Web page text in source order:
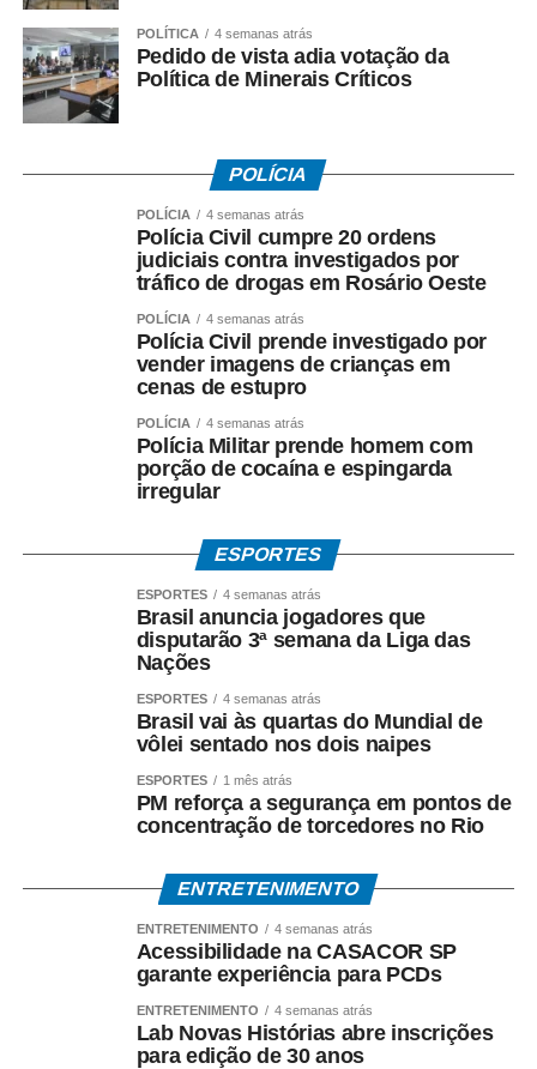
COMENTE ABAIXO:
POLÍTICA 4 semanas atrás
Pedido de vista adia votação da
Política de Minerais Críticos
POLÍCIA
POLÍCIA 4 semanas atrás
Polícia Civil cumpre 20 ordens
judiciais contra investigados por
tráfico de drogas em Rosário Oeste
POLÍCIA 4 semanas atrás
Polícia Civil prende investigado por
vender imagens de crianças em
cenas de estupro
POLÍCIA 4 semanas atrás
Polícia Militar prende homem com
porção de cocaína e espingarda
irregular
ESPORTES
ESPORTES 4 semanas atrás
Brasil anuncia jogadores que
disputarão 3ª semana da Liga das
Nações
ESPORTES 4 semanas atrás
Brasil vai às quartas do Mundial de
vôlei sentado nos dois naipes
ESPORTES 1 mês atrás
PM reforça a segurança em pontos de
concentração de torcedores no Rio
ENTRETENIMENTO
ENTRETENIMENTO 4 semanas atrás
Acessibilidade na CASACOR SP
garante experiência para PCDs
ENTRETENIMENTO 4 semanas atrás
Lab Novas Histórias abre inscrições
para edição de 30 anos